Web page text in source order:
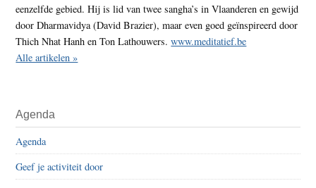
eenzelfde gebied. Hij is lid van twee sangha’s in Vlaanderen en gewijd
door Dharmavidya (David Brazier), maar even goed geïnspireerd door
Thich Nhat Hanh en Ton Lathouwers.www.meditatief.be
Alle artikelen »
Agenda
Agenda
Geef je activiteit door